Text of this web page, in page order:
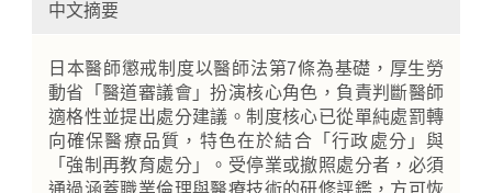
中文摘要
日本醫師懲戒制度以醫師法第7條為基礎，厚生勞
動省「醫道審議會」扮演核心角色，負責判斷醫師
適格性並提出處分建議。制度核心已從單純處罰轉
向確保醫療品質，特色在於結合「行政處分」與
「強制再教育處分」。受停業或撤照處分者，必須
通過涵蓋職業倫理與醫療技術的研修評鑑，方可恢